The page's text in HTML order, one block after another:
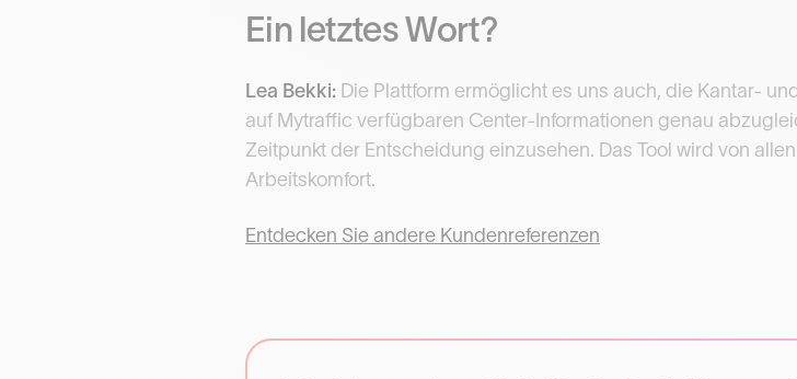
Ein letztes Wort?
Lea Bekki: Die Plattform ermöglicht es uns auch, die Kantar-
auf Mytraffic verfügbaren Center-Informationen genau
Zeitpunkt der Entscheidung einzusehen. Das Tool wird von
Arbeitskomfort.
Entdecken Sie andere Kundenreferenzen